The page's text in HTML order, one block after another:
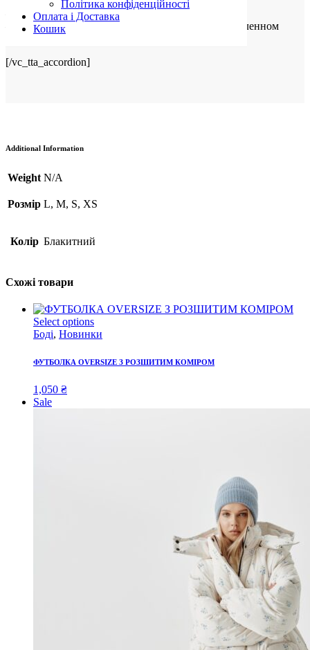
Політика конфіденційності
Оплата і Доставка
Кошик
– Барабанная сушка
– Сушить на горизонтальной плоскости в расправленном
[/vc_tta_accordion]
Additional Information
Weight N/A
Розмір L, M, S, XS
Колір Блакитний
Схожі товари
Select options
Боді, Новинки
ФУТБОЛКА OVERSIZE З РОЗШИТИМ КОМІРОМ
1,050 ₴
Sale